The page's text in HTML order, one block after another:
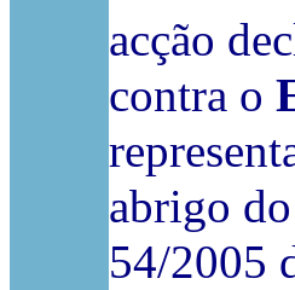
acção
contra o
abrigo
54/2005